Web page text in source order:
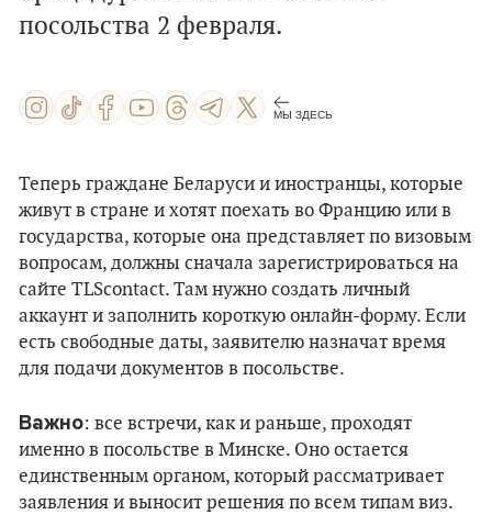
посольства 2 февраля.
МЫ ЗДЕСЬ
Теперь граждане Беларуси и иностранцы, которые
живут в стране и хотят поехать во Францию или в
государства, которые она представляет по визовым
вопросам, должны сначала зарегистрироваться на
сайте TLScontact. Там нужно создать личный
аккаунт и заполнить короткую онлайн-форму. Если
есть свободные даты, заявителю назначат время
для подачи документов в посольстве.
Важно: все встречи, как и раньше, проходят
именно в посольстве в Минске. Оно остается
единственным органом, который рассматривает
заявления и выносит решения по всем типам виз.